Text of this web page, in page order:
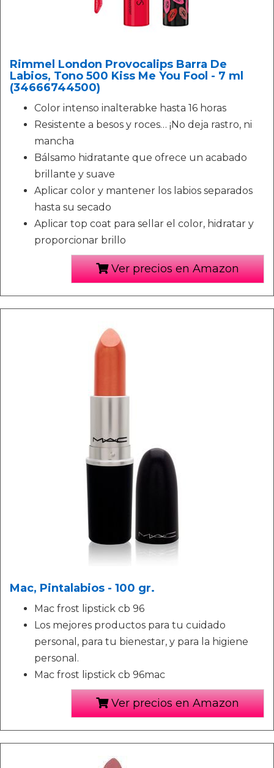
Rimmel London Provocalips Barra De
Labios, Tono 500 Kiss Me You Fool - 7 ml
(34666744500)
Color intenso inalterabke hasta 16 horas
Resistente a besos y roces… ¡No deja rastro, ni
mancha
Bálsamo hidratante que ofrece un acabado
brillante y suave
Aplicar color y mantener los labios separados
hasta su secado
Aplicar top coat para sellar el color, hidratar y
proporcionar brillo
Ver precios en Amazon
Mac, Pintalabios - 100 gr.
Mac frost lipstick cb 96
Los mejores productos para tu cuidado
personal, para tu bienestar, y para la higiene
personal.
Mac frost lipstick cb 96mac
Ver precios en Amazon